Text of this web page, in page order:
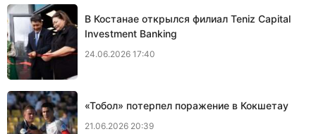
В Костанае открылся филиал Teniz Capital
Investment Banking
24.06.2026 17:40
«Тобол» потерпел поражение в Кокшетау
21.06.2026 20:39